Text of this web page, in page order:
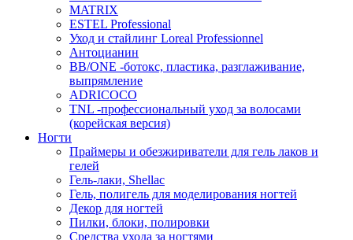
MATRIX
ESTEL Professional
Уход и стайлинг Loreal Professionnel
Антоцианин
BB/ONE -ботокс, пластика, разглаживание,
выпрямление
ADRICOCO
TNL -профессиональный уход за волосами
(корейская версия)
Ногти
Праймеры и обезжириватели для гель лаков и
гелей
Гель-лаки, Shellac
Гель, полигель для моделирования ногтей
Декор для ногтей
Пилки, блоки, полировки
Средства ухода за ногтями